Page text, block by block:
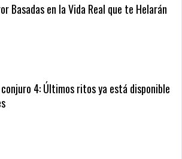
Basadas en la Vida Real que te Helarán
4: Últimos ritos ya está disponible